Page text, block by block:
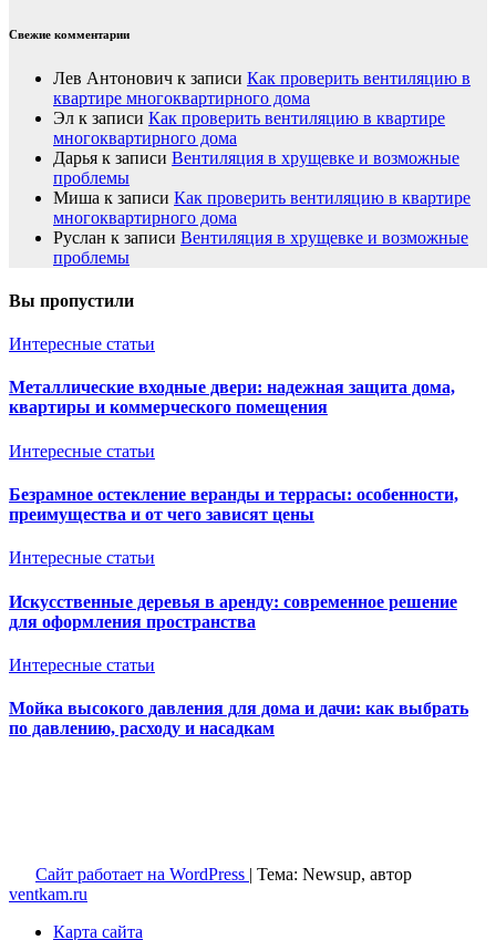
Свежие комментарии
Лев Антонович к записи Как проверить вентиляцию в
квартире многоквартирного дома
Эл к записи Как проверить вентиляцию в квартире
многоквартирного дома
Дарья к записи Вентиляция в хрущевке и возможные
проблемы
Миша к записи Как проверить вентиляцию в квартире
многоквартирного дома
Руслан к записи Вентиляция в хрущевке и возможные
проблемы
Вы пропустили
Интересные статьи
Металлические входные двери: надежная защита дома,
квартиры и коммерческого помещения
Интересные статьи
Безрамное остекление веранды и террасы: особенности,
преимущества и от чего зависят цены
Интересные статьи
Искусственные деревья в аренду: современное решение
для оформления пространства
Интересные статьи
Мойка высокого давления для дома и дачи: как выбрать
по давлению, расходу и насадкам
Сайт работает на WordPress | Тема: Newsup, автор
ventkam.ru
Карта сайта